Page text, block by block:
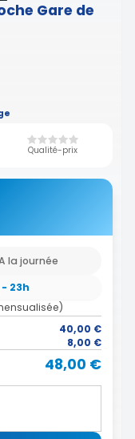
Gare de
Qualité-prix
la journée
- 23h
40,00 €
8,00 €
48,00 €